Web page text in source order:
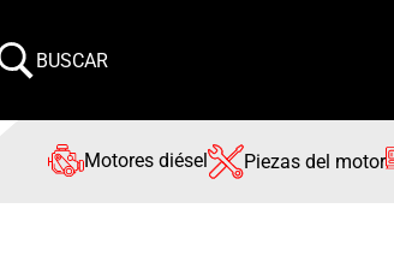
BUSCAR
Motores diésel Piezas del motor